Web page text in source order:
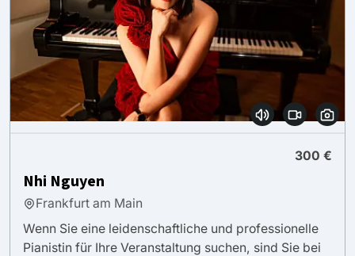
300 €
Nhi Nguyen
Frankfurt am Main
Wenn Sie eine leidenschaftliche und professionelle
Pianistin für Ihre Veranstaltung suchen, sind Sie bei